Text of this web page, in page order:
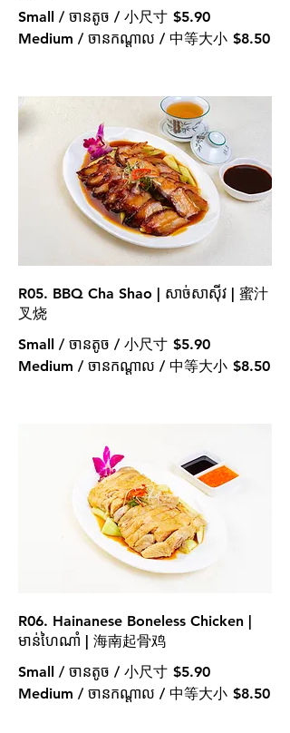
Small / ចានតូច / 小尺寸 $5.90
Medium / ចានកណ្ដាល / 中等大小 $8.50
R05. BBQ Cha Shao | សាច់សាសុីវ | 蜜汁
叉烧
Small / ចានតូច / 小尺寸 $5.90
Medium / ចានកណ្ដាល / 中等大小 $8.50
R06. Hainanese Boneless Chicken |
មាន់ហៃណាំ | 海南起骨鸡
Small / ចានតូច / 小尺寸 $5.90
Medium / ចានកណ្ដាល / 中等大小 $8.50